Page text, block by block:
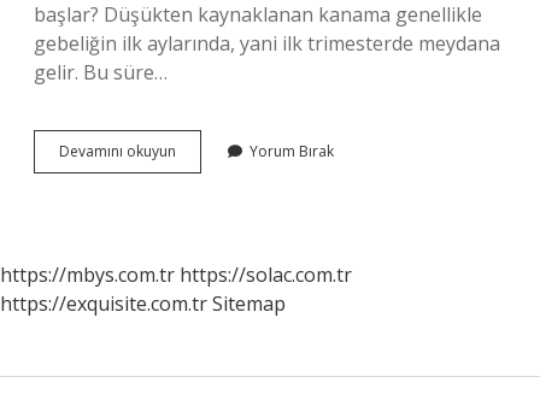
başlar? Düşükten kaynaklanan kanama genellikle
gebeliğin ilk aylarında, yani ilk trimesterde meydana
gelir. Bu süre…
Devamını okuyun
Gebelikte
Yorum Bırak
https://mbys.com.tr https://solac.com.tr
https://exquisite.com.trSitemap